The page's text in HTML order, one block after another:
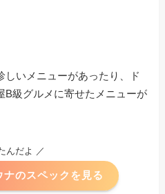
しいメニューがあったり、ド
B級グルメに寄せたメニューが
んだよ ／
ナのスペックを見る